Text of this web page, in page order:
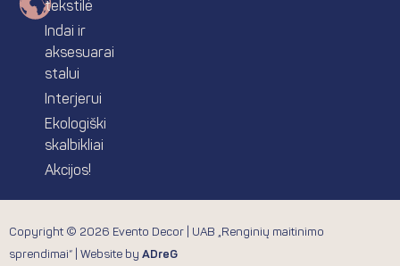
tekstilė
Indai ir
aksesuarai
stalui
Interjerui
Ekologiški
skalbikliai
Akcijos!
Copyright © 2026 Evento Decor | UAB „Renginių maitinimo
sprendimai“ | Website by ADreG